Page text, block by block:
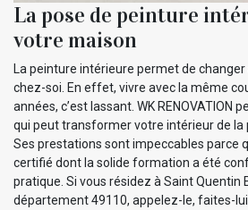
La pose de peinture
votre maison
La peinture intérieure permet de
chez-soi. En effet, vivre avec la même
années, c’est lassant. WK RENOVATION
qui peut transformer votre intérieur de la
Ses prestations sont impeccables parce
certifié dont la solide formation a été
pratique. Si vous résidez à Saint Quentin
département 49110, appelez-le, faites-lui